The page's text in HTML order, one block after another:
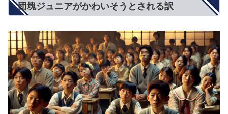
団塊ジュニアがかわいそうとされる訳